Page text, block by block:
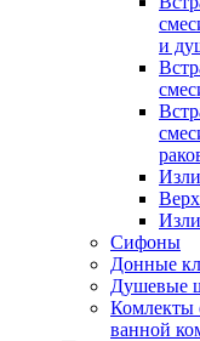
и
Сифоны
Донные
Душевые
Комлекты
ванной